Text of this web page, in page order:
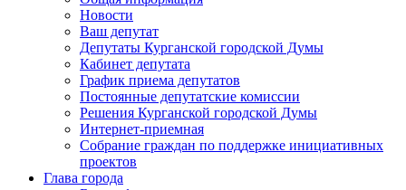
Новости
Ваш депутат
Депутаты Курганской городской Думы
Кабинет депутата
График приема депутатов
Постоянные депутатские комиссии
Решения Курганской городской Думы
Интернет-приемная
Собрание граждан по поддержке инициативных
проектов
Глава города